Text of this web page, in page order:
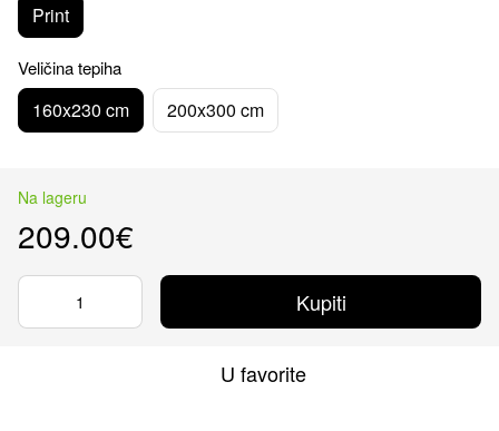
Print
Veličina tepiha
160x230 cm 200x300 cm
Na lageru
209.00€
Kupiti
U favorite